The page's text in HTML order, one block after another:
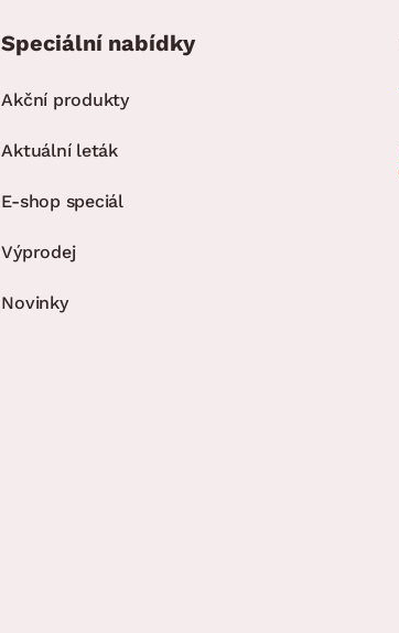
Speciální nabídky
Akční produkty
Aktuální leták
E-shop speciál
Výprodej
Novinky